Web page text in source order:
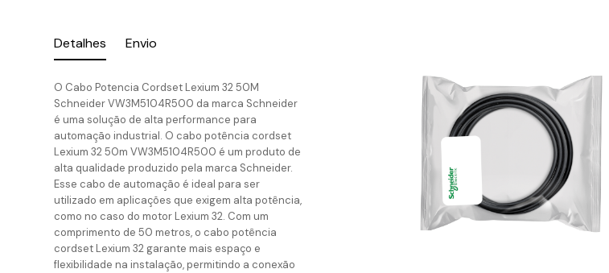
Detalhes Envio
O Cabo Potencia Cordset Lexium 32 50M
Schneider VW3M5104R500 da marca Schneider
é uma solução de alta performance para
automação industrial. O cabo potência cordset
Lexium 32 50m VW3M5104R500 é um produto de
alta qualidade produzido pela marca Schneider.
Esse cabo de automação é ideal para ser
utilizado em aplicações que exigem alta potência,
como no caso do motor Lexium 32. Com um
comprimento de 50 metros, o cabo potência
cordset Lexium 32 garante mais espaço e
flexibilidade na instalação, permitindo a conexão